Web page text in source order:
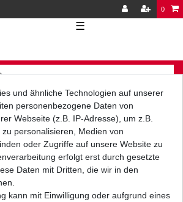
0
☰
Bezahlarten
und ähnliche Technologien auf unserer
personenbezogene Daten von
Webseite (z.B. IP-Adresse), um z.B.
personalisieren, Medien von
oder Zugriffe auf unsere Website zu
erfolgt erst durch gesetzte
Daten mit Dritten, die wir in den
kann mit Einwilligung oder aufgrund eines